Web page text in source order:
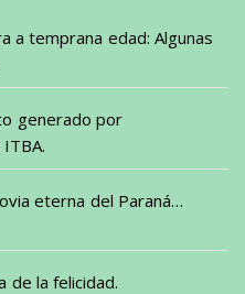
a temprana edad: Algunas
generado por
eterna del Paraná…
de la felicidad.